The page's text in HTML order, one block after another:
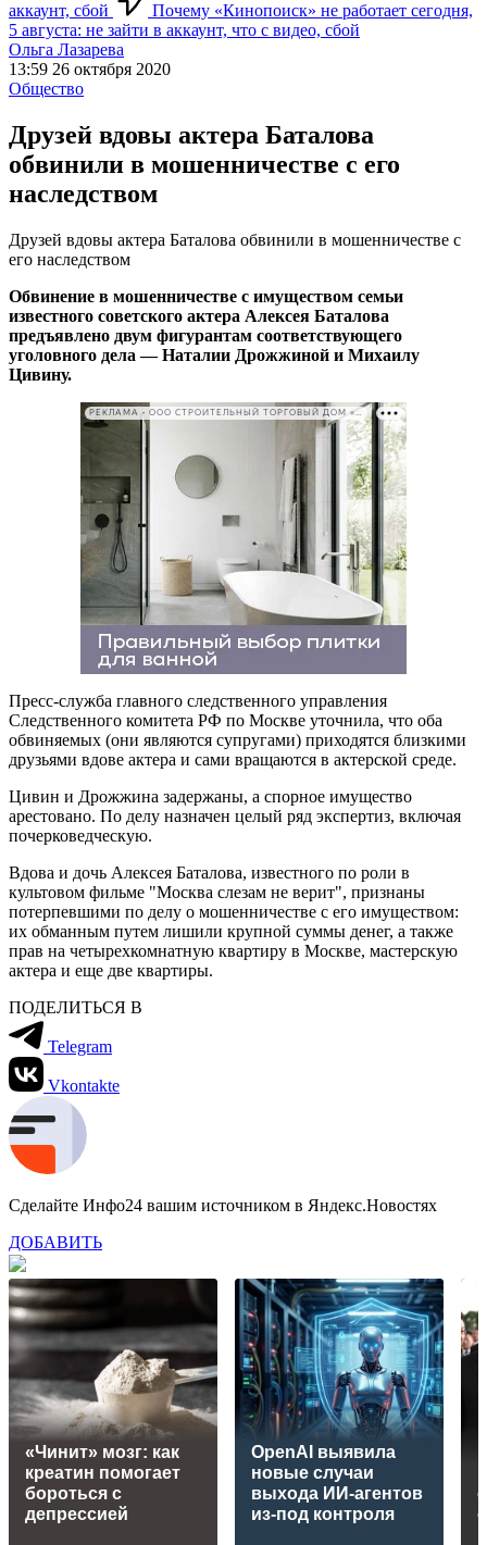
аккаунт, сбой
Почему «Кинопоиск» не работает сегодня,
5 августа: не зайти в аккаунт, что с видео, сбой
Ольга Лазарева
13:59 26 октября 2020
Общество
Друзей вдовы актера Баталова
обвинили в мошенничестве с его
наследством
Друзей вдовы актера Баталова обвинили в мошенничестве с
его наследством
Обвинение в мошенничестве с имуществом семьи
известного советского актера Алексея Баталова
предъявлено двум фигурантам соответствующего
уголовного дела — Наталии Дрожжиной и Михаилу
Цивину.
РЕКЛАМА • ООО СТРОИТЕЛЬНЫЙ ТОРГОВЫЙ ДОМ «ПЕТРОВИЧ». ИНН: 7802348846
Пресс-служба главного следственного управления
Следственного комитета РФ по Москве уточнила, что оба
обвиняемых (они являются супругами) приходятся близкими
друзьями вдове актера и сами вращаются в актерской среде.
Цивин и Дрожжина задержаны, а спорное имущество
арестовано. По делу назначен целый ряд экспертиз, включая
почерковедческую.
Вдова и дочь Алексея Баталова, известного по роли в
культовом фильме "Москва слезам не верит", признаны
потерпевшими по делу о мошенничестве с его имуществом:
их обманным путем лишили крупной суммы денег, а также
прав на четырехкомнатную квартиру в Москве, мастерскую
актера и еще две квартиры.
ПОДЕЛИТЬСЯ В
Telegram
Vkontakte
Сделайте Инфо24 вашим источником в Яндекс.Новостях
ДОБАВИТЬ
«Чинит» мозг: как
креатин помогает
бороться с
депрессией
OpenAI выявила
новые случаи
выхода ИИ-агентов
из-под контроля